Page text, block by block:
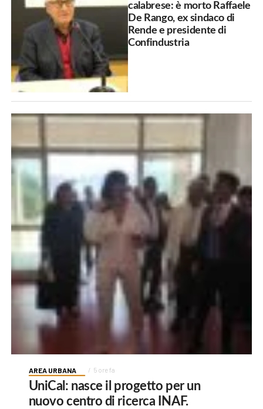
calabrese: è morto Raffaele
De Rango, ex sindaco di
Rende e presidente di
Confindustria
AREA URBANA 5 ore fa
UniCal: nasce il progetto per un
nuovo centro di ricerca INAF.